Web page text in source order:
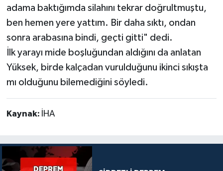
adama baktığımda silahını tekrar doğrultmuştu,
ben hemen yere yattım. Bir daha sıktı, ondan
sonra arabasına bindi, geçti gitti" dedi.
İlk yarayı mide boşluğundan aldığını da anlatan
Yüksek, birde kalçadan vurulduğunu ikinci sıkışta
mı olduğunu bilemediğini söyledi.
Kaynak: İHA